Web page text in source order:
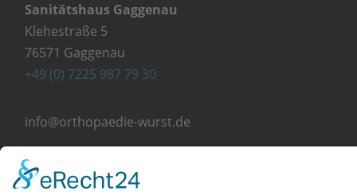
Sanitätshaus Gaggenau
Klehestraße 5
76571 Gaggenau
+49 (0) 7225 987 79 30
info@orthopaedie-wurst.de